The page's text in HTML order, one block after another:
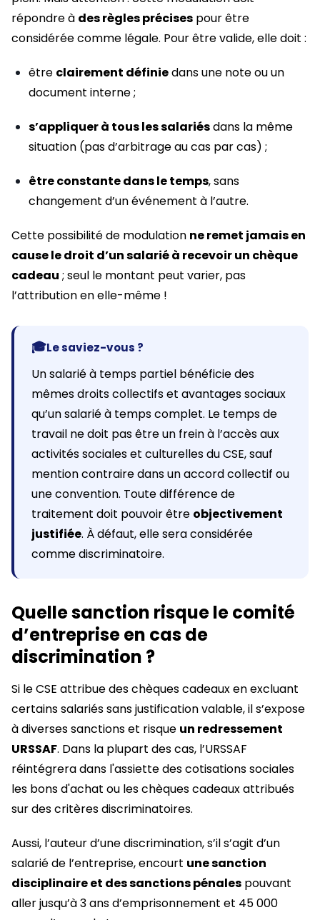
répondre à des règles précises pour être
considérée comme légale. Pour être valide, elle doit :
être clairement définiedans une note ou un
document interne ;
s’appliquer à tous les salariésdans la même
situation (pas d’arbitrage au cas par cas) ;
être constante dans le temps, sans
changement d’un événement à l’autre.
Cette possibilité de modulation ne remet jamais en
cause le droit d’un salarié à recevoir un chèque
cadeau ; seul le montant peut varier, pas
l’attribution en elle-même !
🎓Le saviez-vous ?
Un salarié à temps partiel bénéficie des
mêmes droits collectifs et avantages sociaux
qu’un salarié à temps complet. Le temps de
travail ne doit pas être un frein à l’accès aux
activités sociales et culturelles du CSE, sauf
mention contraire dans un accord collectif ou
une convention. Toute différence de
traitement doit pouvoir être objectivement
justifiée. À défaut, elle sera considérée
comme discriminatoire.
Quelle sanction risque le comité
d’entreprise en cas de
discrimination ?
Si le CSE attribue des chèques cadeaux en excluant
certains salariés sans justification valable, il s’expose
à diverses sanctions et risque un redressement
URSSAF. Dans la plupart des cas, l’URSSAF
réintégrera dans l'assiette des cotisations sociales
les bons d'achat ou les chèques cadeaux attribués
sur des critères discriminatoires.
Aussi, l’auteur d’une discrimination, s’il s’agit d’un
salarié de l’entreprise, encourt une sanction
disciplinaire et des sanctions pénales pouvant
aller jusqu’à 3 ans d’emprisonnement et 45 000